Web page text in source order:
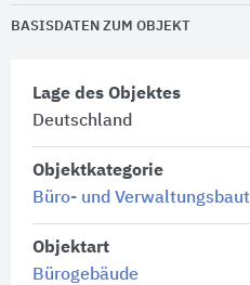
BASISDATEN ZUM OBJEKT
Lage des Objektes
Deutschland
Objektkategorie
Büro- und
Objektart
Bürogebäude